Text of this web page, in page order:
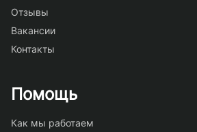
Отзывы
Вакансии
Контакты
Помощь
Как мы работаем